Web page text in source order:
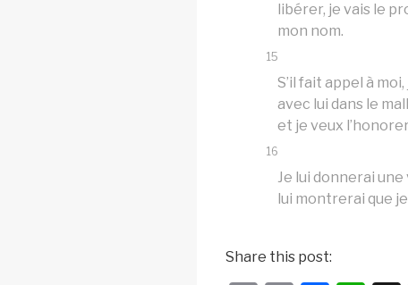
libérer, je vais le
mon nom.
15
S’il fait appel à
avec lui dans le
et je veux
16
Je lui donnerai
lui montrerai que
Share this post: